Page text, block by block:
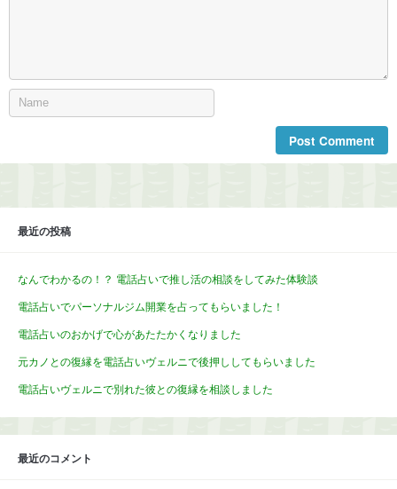
最近の投稿
なんでわかるの！？ 電話占いで推し活の相談をしてみた体験談
電話占いでパーソナルジム開業を占ってもらいました！
電話占いのおかげで心があたたかくなりました
元カノとの復縁を電話占いヴェルニで後押ししてもらいました
電話占いヴェルニで別れた彼との復縁を相談しました
最近のコメント